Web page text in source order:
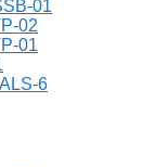
01
02
01
6